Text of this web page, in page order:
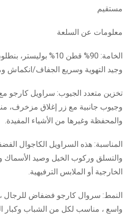
مستقيم
معلومات عن السلعة
الخامة: 90% قطن 10%
وجيد التهوية وسريع الجفاف/انكماش
وجيوب جانبية مع زر إغلاق مزخرف،
والمحفظة وغيرها من الأشياء المفيدة.
المناسبة: هذه السراويل الكاجوال
والتسلق وركوب الخيل وصيد الأسماك
الخارجية أو الملابس الترفيهية.
النمط: سروال كارجو فضفاض للرجال
واسع ، مناسب لكل من الشباب وكبار